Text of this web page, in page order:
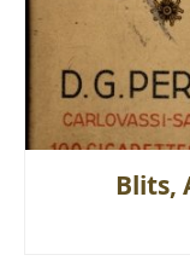
Blits,